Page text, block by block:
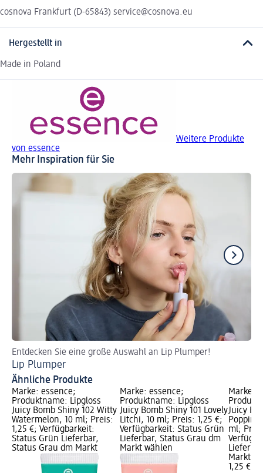
cosnova Frankfurt (D-65843) service@cosnova.eu
Hergestellt in
Made in Poland
Weitere Produkte
von essence
Mehr Inspiration für Sie
Entdecken Sie eine große Auswahl an Lip Plumper!
Lip Plumper
Ähnliche Produkte
Marke: essence;
Produktname: Lipgloss
Juicy Bomb Shiny 102 Witty
Watermelon, 10 ml; Preis:
1,25 €; Verfügbarkeit:
Status Grün Lieferbar,
Status Grau dm Markt
Marke: essence;
Produktname: Lipgloss
Juicy Bomb Shiny 101 Lovely
Litchi, 10 ml; Preis: 1,25 €;
Verfügbarkeit: Status Grün
Lieferbar, Status Grau dm
Markt wählen
Marke:
Juicy
Poppin’
ml;
Markt
1,25 €